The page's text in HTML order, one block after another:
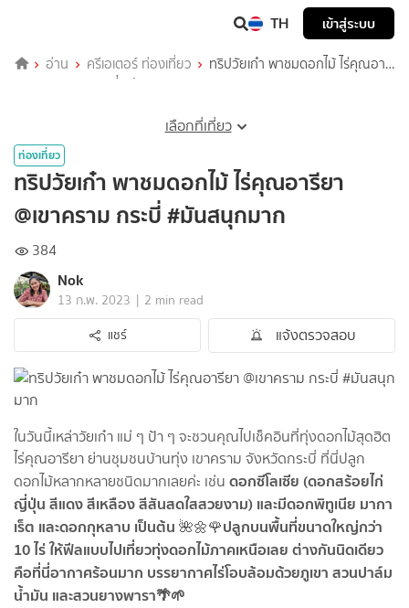
TH เข้าสู่ระบบ
อ่าน ครีเอเตอร์ ท่องเที่ยว
ทริปวัยเก๋า พาชมดอกไม้ ไร่คุณอารี
ยา @เขาคราม กระบี่ #มันสนุกมาก
เลือกที่เที่ยว
ท่องเที่ยว
ทริปวัยเก๋า พาชมดอกไม้ ไร่คุณอารียา
@เขาคราม กระบี่ #มันสนุกมาก
384
Nok
13 ก.พ. 2023 | 2 min read
แชร์
แจ้งตรวจสอบ
ในวันนี้เหล่าวัยเก๋า แม่ ๆ ป้า ๆ จะชวนคุณไปเช็คอินที่ทุ่งดอกไม้สุดฮิต
ไร่คุณอารียา ย่านชุมชนบ้านทุ่ง เขาคราม จังหวัดกระบี่ ที่นี่ปลูก
ดอกไม้หลากหลายชนิดมากเลยค่ะ เช่น ดอกซีโลเซีย (ดอกสร้อยไก่
ญี่ปุ่น สีแดง สีเหลือง สีสันสดใสสวยงาม) และมีดอกพิทูเนีย มากา
เร็ต และดอกกุหลาบ เป็นต้น 🌺🌼🌹ปลูกบนพื้นที่ขนาดใหญ่กว่า
10 ไร่ ให้ฟีลแบบไปเที่ยวทุ่งดอกไม้ภาคเหนือเลย ต่างกันนิดเดียว
คือที่นี่อากาศร้อนมาก บรรยากาศไร่โอบล้อมด้วยภูเขา สวนปาล์ม
น้ำมัน และสวนยางพารา🌴🌱